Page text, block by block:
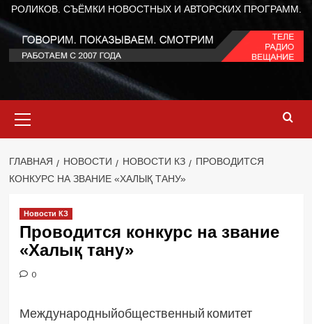
РОЛИКОВ. СЪЁМКИ НОВОСТНЫХ И АВТОРСКИХ ПРОГРАММ.
меню
ГЛАВНАЯ НОВОСТИ НОВОСТИ КЗ
ПРОВОДИТСЯ
КОНКУРС НА ЗВАНИЕ «ХАЛЫҚ ТАНУ»
Новости КЗ
Проводится конкурс на звание
«Халық тану»
0
Международныйобщественный комитет